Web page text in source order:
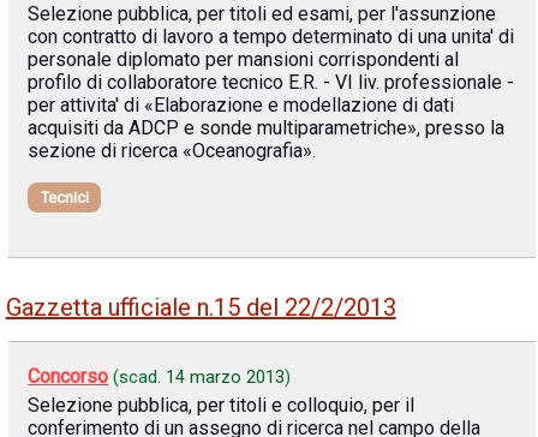
Selezione pubblica, per titoli ed esami, per l'assunzione
con contratto di lavoro a tempo determinato di una unita' di
personale diplomato per mansioni corrispondenti al
profilo di collaboratore tecnico E.R. - VI liv. professionale -
per attivita' di «Elaborazione e modellazione di dati
acquisiti da ADCP e sonde multiparametriche», presso la
sezione di ricerca «Oceanografia».
Tecnici
Gazzetta ufficiale n.15 del 22/2/2013
Concorso (scad. 14 marzo 2013)
Selezione pubblica, per titoli e colloquio, per il
conferimento di un assegno di ricerca nel campo della